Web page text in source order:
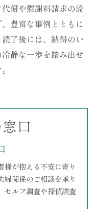
償や慰謝料請求の流
豊富な事例とともに
了後には、納得のい
静な一歩を踏み出せ
様が抱える不安に寄り
関係のご相談を承り
セルフ調査や探偵調査